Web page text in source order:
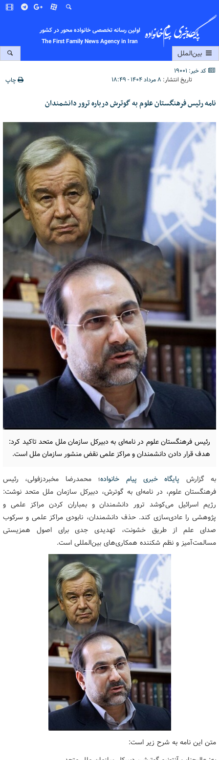
اولین رسانه تخصصی خانواده محور در کشور
The First Family News Agency in Iran
بین‌الملل
کد خبر: 19001
تاریخ انتشار: ۸ مرداد ۱۴۰۴ - ۱۸:۴۹ چاپ
نامه رئیس فرهنگستان علوم به گوترش درباره ترور دانشمندان
رئیس فرهنگستان علوم در نامه‌ای به دبیرکل سازمان ملل متحد تاکید کرد:
هدف قرار دادن دانشمندان و مراکز علمی نقض منشور سازمان ملل است.
به گزارش پایگاه خبری پیام خانواده؛ محمدرضا مخبردزفولی، رئیس
فرهنگستان علوم، در نامه‌ای به گوترش، دبیرکل سازمان ملل متحد نوشت:
رژیم اسرائیل می‌کوشد ترور دانشمندان و بمباران کردن مراکز علمی و
پژوهشی را عادی‌سازی کند. حذف دانشمندان، نابودی مراکز علمی و سرکوب
صدای علم از طریق خشونت، تهدیدی جدی برای اصول همزیستی
مسالمت‌آمیز و نظم شکننده همکاری‌های بین‌المللی است.
متن این نامه به شرح زیر است: